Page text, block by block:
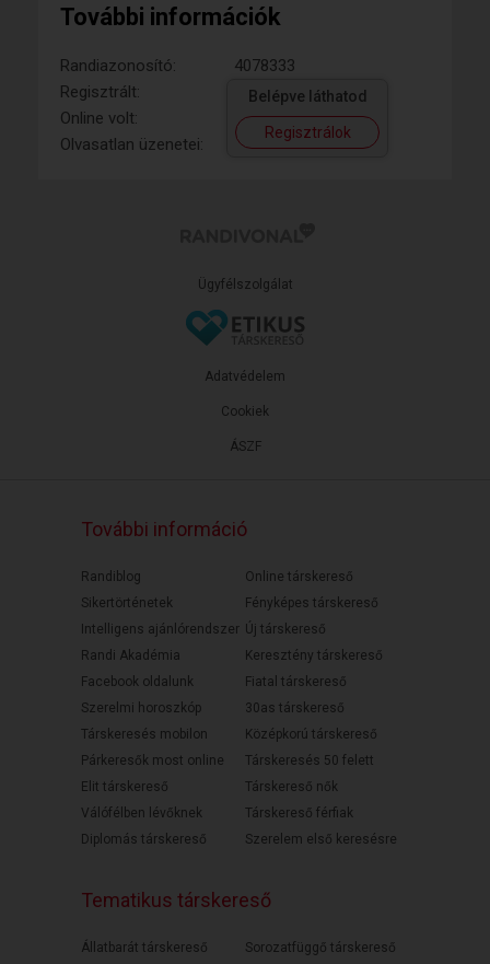
További információk
Randiazonosító:
4078333
Regisztrált:
Online volt:
Olvasatlan üzenetei:
Belépve láthatod
Regisztrálok
Ügyfélszolgálat
ÁSZF
Adatvédelem
Cookiek
További információ
Randiblog
Sikertörténetek
Intelligens ajánlórendszer
Randi Akadémia
Facebook oldalunk
Szerelmi horoszkóp
Társkeresés mobilon
Párkeresők most online
Elit társkereső
Válófélben lévőknek
Diplomás társkereső
Online társkereső
Fényképes társkereső
Új társkereső
Keresztény társkereső
Fiatal társkereső
30as társkereső
Középkorú társkereső
Társkeresés 50 felett
Társkereső nők
Társkereső férfiak
Szerelem első keresésre
Tematikus társkereső
Állatbarát társkereső
Sorozatfüggő társkereső